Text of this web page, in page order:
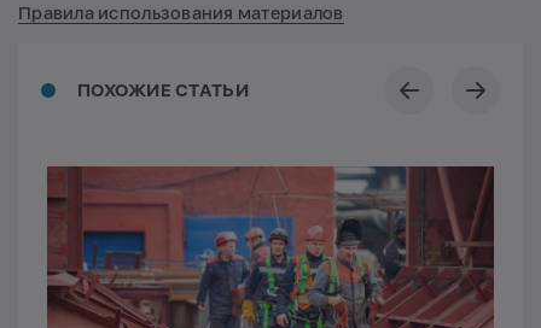
ПОХОЖИЕ СТАТЬИ
Правила использования материалов